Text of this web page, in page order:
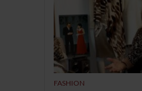
FASHION